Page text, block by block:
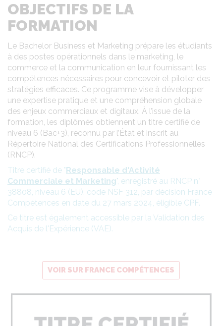
OBJECTIFS DE LA
FORMATION
Le Bachelor Business et Marketing prépare les étudiants
à des postes opérationnels dans le marketing, le
commerce et la communication en leur fournissant les
compétences nécessaires pour concevoir et piloter des
stratégies efficaces. Ce programme vise à développer
une expertise pratique et une compréhension globale
des enjeux commerciaux et digitaux. À l’issue de la
formation, les diplômés obtiennent un titre certifié de
niveau 6 (Bac+3), reconnu par l’État et inscrit au
Répertoire National des Certifications Professionnelles
(RNCP).
Titre certifié de "Responsable d'Activité
Commerciale et Marketing", enregistré au RNCP n°
38808, niveau 6 (EU), code NSF 312, par décision France
Compétences en date du 27 mars 2024, éligible CPF.
Ce titre est également accessible par la Validation des
Acquis de l'Expérience (VAE).
VOIR SUR FRANCE COMPÉTENCES